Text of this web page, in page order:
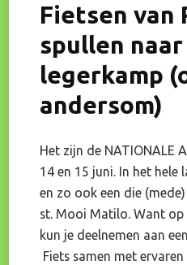
Fietsen van
spullen naar
legerkamp
andersom)
Het zijn de NATIONALE
14 en 15 juni. In het
en zo ook een die
st. Mooi Matilo. Want
kun je deelnemen aan
Fiets samen met